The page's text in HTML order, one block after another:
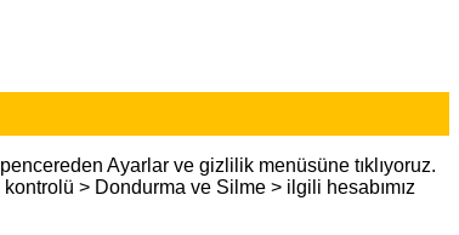
Ayarlar ve gizlilik menüsüne tıklıyoruz.
> Dondurma ve Silme > ilgili hesabımız